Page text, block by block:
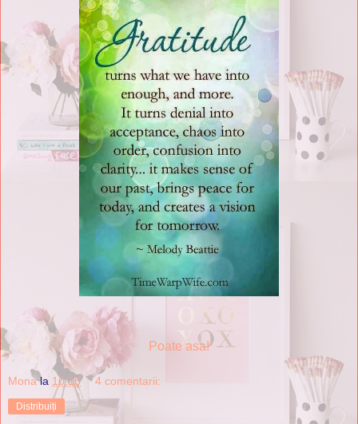
Poate asa!
Mona la 10:15 4 comentarii:
Distribuiți